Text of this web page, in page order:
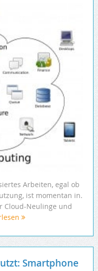
Arbeiten, egal ob
ist momentan in.
Cloud-Neulinge und
Smartphone